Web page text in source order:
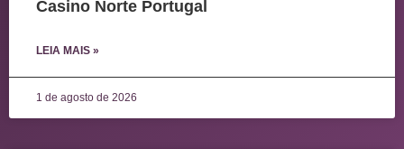
Casino Norte Portugal
LEIA MAIS »
1 de agosto de 2026